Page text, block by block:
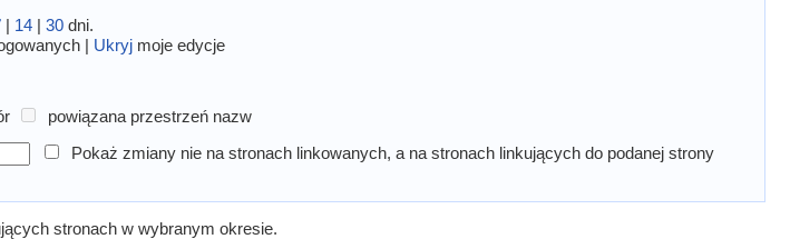
| 14 |30 dni.
| Ukryj moje edycje
powiązana przestrzeń nazw
Pokaż zmiany nie na stronach linkowanych, a na stronach linkujących do podanej strony
stronach w wybranym okresie.